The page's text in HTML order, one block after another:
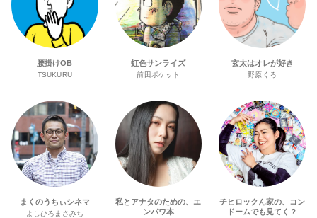
腰掛けOB
TSUKURU
虹色サンライズ
前田ポケット
玄太はオレが好き
野原くろ
まくのうちぃシネマ
よしひろまさみち
私とアナタのための、エ
ンパワ本
チヒロックん家の、コン
ドームでも見てく？